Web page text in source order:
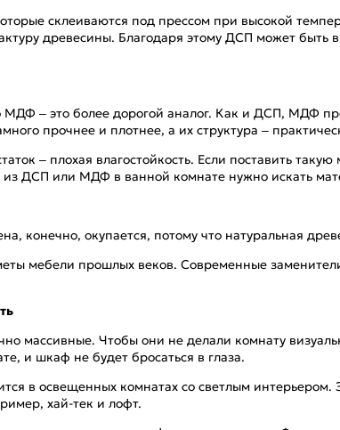
склеиваются под прессом при высокой
древесины. Благодаря этому ДСП может быть
– это более дорогой аналог. Как и ДСП, МДФ
прочнее и плотнее, а их структура –
– плохая влагостойкость. Если поставить
из ДСП или МДФ в ванной комнате нужно искать
конечно, окупается, потому что натуральная
мебели прошлых веков. Современные
массивные. Чтобы они не делали комнату
и шкаф не будет бросаться в глаза.
в освещенных комнатах со светлым
хай-тек и лофт.